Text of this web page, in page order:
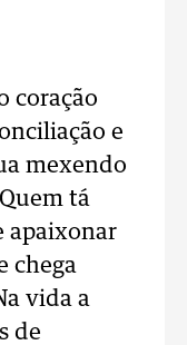
coração
e
mexendo
tá
apaixonar
chega
vida a
de